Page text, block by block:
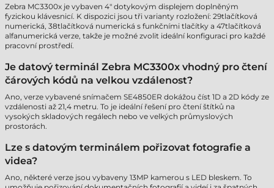
Zebra MC3300x je vybaven 4" dotykovým displejem doplněným
fyzickou klávesnicí. K dispozici jsou tři varianty rozložení: 29tlačítková
numerická, 38tlačítková numerická s funkčními tlačítky a 47tlačítková
alfanumerická verze, takže je možné zvolit ideální konfiguraci pro každé
pracovní prostředí.
Je datový terminál Zebra MC3300x vhodný pro čtení
čárových kódů na velkou vzdálenost?
Ano, verze vybavené snímačem SE4850ER dokážou číst 1D a 2D kódy ze
vzdálenosti až 21,4 metru. To je ideální řešení pro čtení štítků na
vysokých skladových regálech nebo ve velkých průmyslových
prostorách.
Lze s datovým terminálem pořizovat fotografie a
videa?
Ano, některé verze jsou vybaveny 13MP kamerou s LED bleskem. To